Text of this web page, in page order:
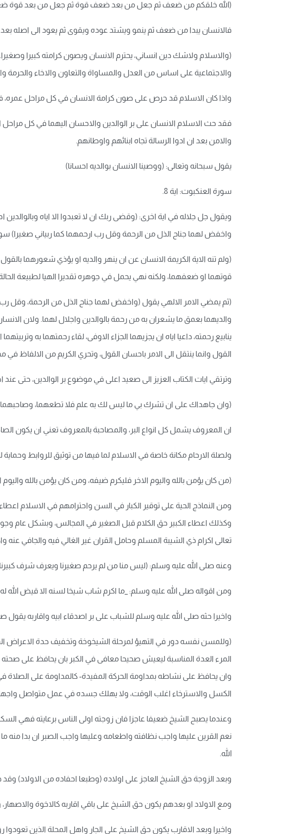
(الله خلقكم من ضعف ثم جعل من بعد ضعف قوة ثم جعل من بعد قوة ضعفا
فالانسان يبدا من ضعف ثم ينمو ويشتد عوده ويقوى ثم يعود الى اصله
(والاسلام ولاشك دين انساني، يحترم الانسان ويصون كرامته كبيرا
والاجتماعية على اساس من العدل والمساواة والتعاون والاخاء والحرمة
واذا كان الاسلام قد حرص على صون كرامة الانسان في كل مراحل عمره،
فقد حث الاسلام الانسان على بر الوالدين والاحسان اليهما في كل مراحل
والامن بعد ان ادوا الرسالة تجاه ابنائهم واوطانهم.
يقول سبحانه وتعالى: (ووصينا الانسان بوالديه احسانا)
سورة العنكبوت: اية 8.
ويقول جل جلاله في اية اخرى: (وقضى ربك ان لا تعبدوا الا اياه
واخفض لهما جناح الذل من الرحمة وقل رب ارحمهما كما ربياني صغيرا) سورة
(ولم تنه الاية الكريمة الانسان عن ان ينهر والديه او يؤذي شعورهما
قوتهما او ضعفهما، ولكنه نهي يحمل في جوهره تقديرا الهيا لطبيعة
(ثم يمضي الامر الالهي يقول (واخفض لهما جناح الذل من الرحمة، وقل رب
والديهما بعمق ما يشعران به من رحمة بالوالدين واجلال لهما. ولان
ينابيع رحمته، داعيا اياه ان يجزيهما الجزاء الاوفى، لقاء رحمتهما به
القول وانما ينتقل الى الامر باحسان القول، وتحري الكريم من الالفاظ في
وترتقي ايات الكتاب العزيز الى صعيد اعلى في موضوع بر الوالدين، حتى عند
(وان جاهداك على ان تشرك بي ما ليس لك به علم فلا تطعهما، وصاحبهما في
ان المعروف يشمل كل انواع البر، والمصاحبة بالمعروف تعني ان يكون
ولصلة الارحام مكانة خاصة في الاسلام لما فيها من توثيق للروابط
(من كان يؤمن بالله واليوم الاخر فليكرم ضيفه، ومن كان يؤمن بالله
ومن النماذج الحية على توقير الكبار في السن واحترامهم في الاسلام
وكذلك اعطاء الكبير حق الكلام قبل الصغير في المجالس، وبشكل عام
تعالى اكرام ذي الشيبة المسلم وحامل القران غير الغالي فيه والجافي
وعنه صلى الله عليه وسلم: (ليس منا من لم يرحم صغيرنا ويعرف شرف
ومن اقواله صلى الله عليه وسلم: _ما اكرم شاب شيخا لسنه الا قيض
واخيرا حثه صلى الله عليه وسلم للشباب على بر اصدقاء ابيه واقاربه يقول
(وللمسن نفسه دور في التهيؤ لمرحلة الشيخوخة وتخفيف حدة
المرء العدة المناسبة ليعيش صحيحا معافى في الكبر بان يحافظ على
وان يحافظ على نشاطه بمداومة الحركة المفيدة- كالمداومة على الصلاة
الكسل والاسترخاء اغلب الوقت، ولا يهلك جسده في عمل متواصل واجهاد
وعندما يصبح الشيخ ضعيفا عاجزا فان زوجته اولى الناس برعايته فهي
نعم القرين عليها واجب نظافته واطعامه وعليها واجب الصبر ان بدا منه
الله.
وبعد الزوجة حق الشيخ العاجز على اولاده (وطبعا احفاده من الاولاد) وقد
ومع الاولاد او بعدهم يكون حق الشيخ على باقي اقاربه كالاخوة والاصهار،
واخيرا وبعد الاقارب يكون حق الشيخ على الجار واهل المحلة الذين